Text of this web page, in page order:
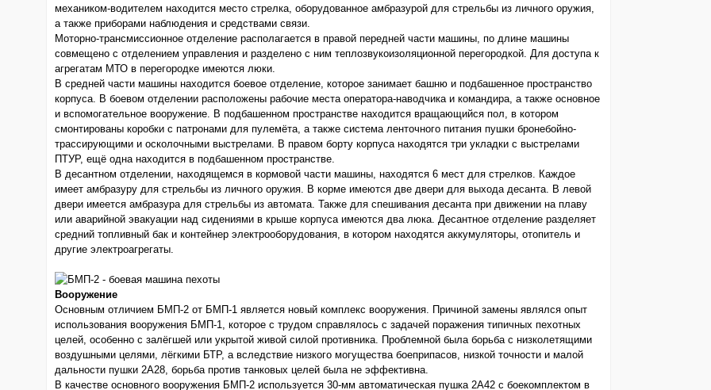
механиком-водителем находится место стрелка, оборудованное амбразурой для стрельбы из личного оружия,
а также приборами наблюдения и средствами связи.
Моторно-трансмиссионное отделение располагается в правой передней части машины, по длине машины
совмещено с отделением управления и разделено с ним теплозвукоизоляционной перегородкой. Для доступа к
агрегатам МТО в перегородке имеются люки.
В средней части машины находится боевое отделение, которое занимает башню и подбашенное пространство
корпуса. В боевом отделении расположены рабочие места оператора-наводчика и командира, а также основное
и вспомогательное вооружение. В подбашенном пространстве находится вращающийся пол, в котором
смонтированы коробки с патронами для пулемёта, а также система ленточного питания пушки бронебойно-
трассирующими и осколочными выстрелами. В правом борту корпуса находятся три укладки с выстрелами
ПТУР, ещё одна находится в подбашенном пространстве.
В десантном отделении, находящемся в кормовой части машины, находятся 6 мест для стрелков. Каждое
имеет амбразуру для стрельбы из личного оружия. В корме имеются две двери для выхода десанта. В левой
двери имеется амбразура для стрельбы из автомата. Также для спешивания десанта при движении на плаву
или аварийной эвакуации над сидениями в крыше корпуса имеются два люка. Десантное отделение разделяет
средний топливный бак и контейнер электрооборудования, в котором находятся аккумуляторы, отопитель и
другие электроагрегаты.
Вооружение
Основным отличием БМП-2 от БМП-1 является новый комплекс вооружения. Причиной замены являлся опыт
использования вооружения БМП-1, которое с трудом справлялось с задачей поражения типичных пехотных
целей, особенно с залёгшей или укрытой живой силой противника. Проблемной была борьба с низколетящими
воздушными целями, лёгкими БТР, а вследствие низкого могущества боеприпасов, низкой точности и малой
дальности пушки 2А28, борьба против танковых целей была не эффективна.
В качестве основного вооружения БМП-2 используется 30-мм автоматическая пушка 2А42 с боекомплектом в